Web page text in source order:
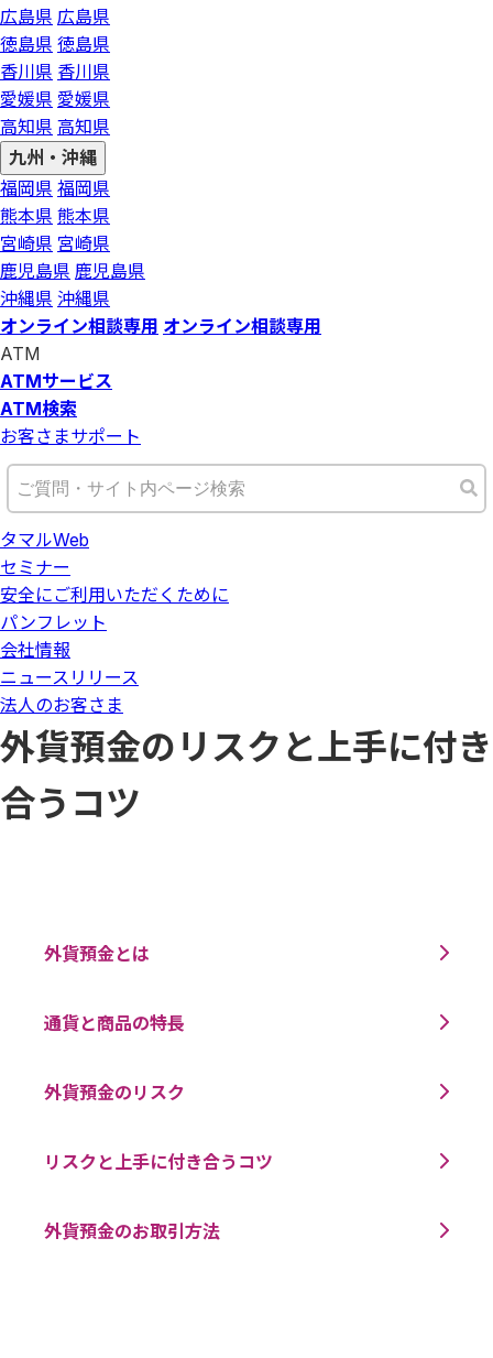
広島県 広島県
徳島県 徳島県
香川県 香川県
愛媛県 愛媛県
高知県 高知県
九州・沖縄
福岡県 福岡県
熊本県 熊本県
宮崎県 宮崎県
鹿児島県 鹿児島県
沖縄県 沖縄県
オンライン相談専用 オンライン相談専用
ATM
ATMサービス
ATM検索
お客さまサポート
タマルWeb
セミナー
安全にご利用いただくために
パンフレット
会社情報
ニュースリリース
法人のお客さま
外貨預金のリスクと上手に付き
合うコツ
外貨預金とは
通貨と商品の特長
外貨預金のリスク
リスクと上手に付き合うコツ
外貨預金のお取引方法